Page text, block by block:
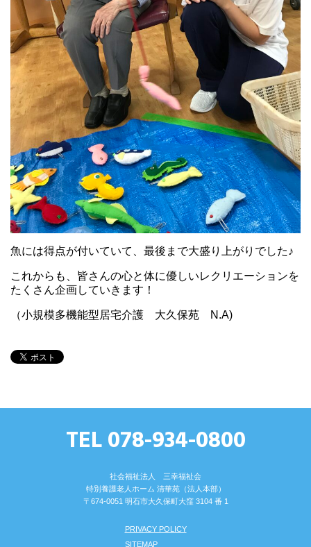
魚には得点が付いていて、最後まで大盛り上がりでした♪
これからも、皆さんの心と体に優しいレクリエーションを
たくさん企画していきます！
（小規模多機能型居宅介護 大久保苑 N.A)
TEL 078-934-0800
社会福祉法人 三幸福祉会
特別養護⽼⼈ホーム 清華苑（法⼈本部）
〒674-0051 明⽯市⼤久保町⼤窪 3104 番 1
PRIVACY POLICY
SITEMAP